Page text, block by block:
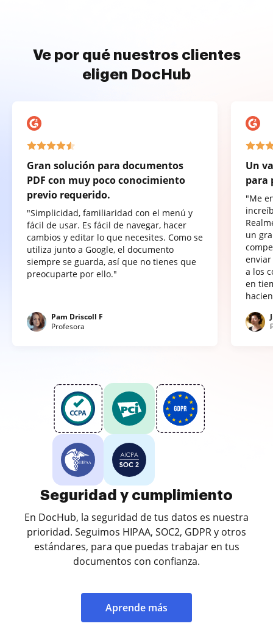
Ve por qué nuestros clientes
eligen DocHub
Gran solución para documentos
PDF con muy poco conocimiento
previo requerido.
"Simplicidad, familiaridad con el menú y
fácil de usar. Es fácil de navegar, hacer
cambios y editar lo que necesites. Como se
utiliza junto a Google, el documento
siempre se guarda, así que no tienes que
preocuparte por ello."
Pam Driscoll F
Profesora
Un
para
"Me
un
a los
en
Seguridad y cumplimiento
En DocHub, la seguridad de tus datos es nuestra
prioridad. Seguimos HIPAA, SOC2, GDPR y otros
estándares, para que puedas trabajar en tus
documentos con confianza.
Aprende más